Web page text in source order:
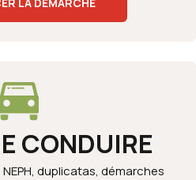
CONDUIRE
duplicatas, démarches